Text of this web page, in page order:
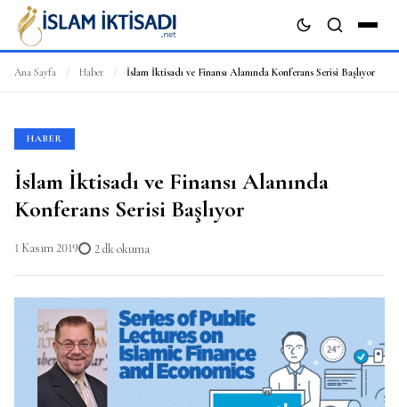
Ana Sayfa / Haber / İslam İktisadı ve Finansı Alanında Konferans Serisi Başlıyor
HABER
İslam İktisadı ve Finansı Alanında
Konferans Serisi Başlıyor
1 Kasım 2019 2 dk okuma